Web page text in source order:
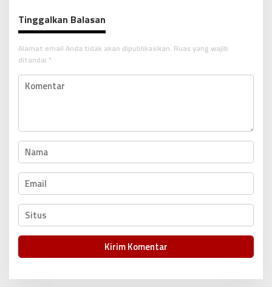
a
s
i
p
o
Tinggalkan Balasan
Alamat email Anda tidak akan dipublikasikan. Ruas yang wajib
ditandai *